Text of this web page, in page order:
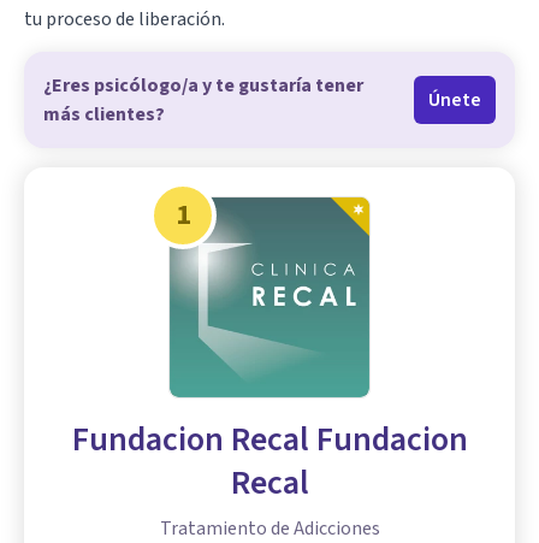
tu proceso de liberación.
¿Eres psicólogo/a y te gustaría tener
más clientes?
Únete
1
Fundacion Recal Fundacion
Recal
Tratamiento de Adicciones